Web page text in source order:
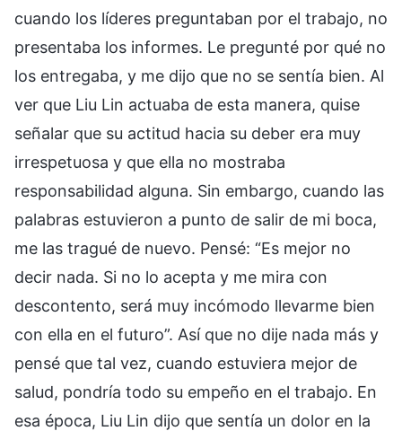
cuando los líderes preguntaban por el trabajo, no
presentaba los informes. Le pregunté por qué no
los entregaba, y me dijo que no se sentía bien. Al
ver que Liu Lin actuaba de esta manera, quise
señalar que su actitud hacia su deber era muy
irrespetuosa y que ella no mostraba
responsabilidad alguna. Sin embargo, cuando las
palabras estuvieron a punto de salir de mi boca,
me las tragué de nuevo. Pensé: “Es mejor no
decir nada. Si no lo acepta y me mira con
descontento, será muy incómodo llevarme bien
con ella en el futuro”. Así que no dije nada más y
pensé que tal vez, cuando estuviera mejor de
salud, pondría todo su empeño en el trabajo. En
esa época, Liu Lin dijo que sentía un dolor en la